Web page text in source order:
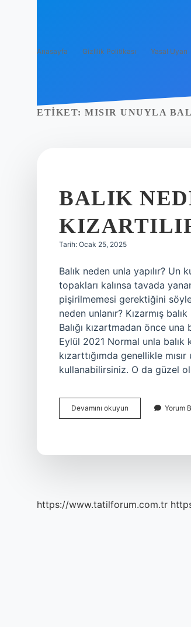
Anasayfa Gizlilik Politikası Yasal Uyarı
ETIKET: MISIR UNUYLA
BALIK
Tarih: Ocak 25, 2025
Balık neden unla yapılır? Un
topakları kalınsa tavada
pişirilmemesi gerektiğini
neden unlanır? Kızarmış
Balığı kızartmadan önce
Eylül 2021 Normal unla balık
kızarttığımda genellikle
kullanabilirsiniz. O da güzel
Devamını okuyun
Neden
Yorum
https://www.tatilforum.com.tr